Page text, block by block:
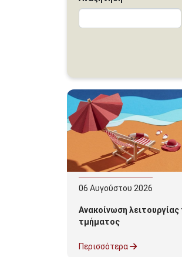
06 Αυγούστου 2026
Ανακοίνωση λειτουργίας
τμήματος
Περισσότερα